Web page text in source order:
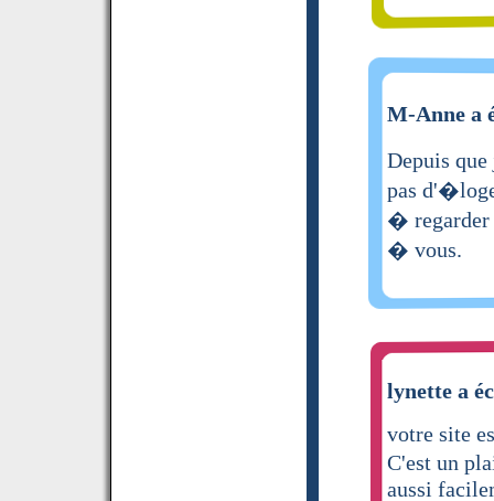
M-Anne a
Depuis
pas
� regarder
� vous.
lynette a
votre site
C'est un
aussi